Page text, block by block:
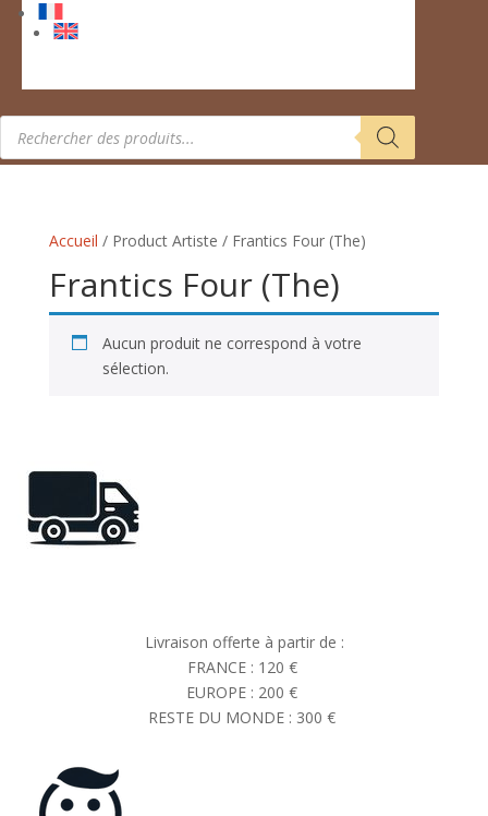
Recherche
produits
Accueil / Product Artiste / Frantics Four (The)
Frantics Four (The)
Aucun produit ne correspond à votre
sélection.
Livraison offerte à partir de :
FRANCE : 120 €
EUROPE : 200 €
RESTE DU MONDE : 300 €